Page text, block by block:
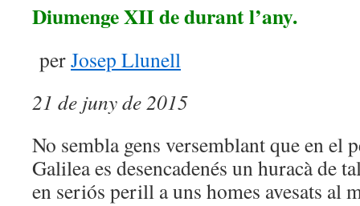
Diumenge XII de durant l’any.
perJosep Llunell
21 de juny de 2015
No sembla gens versemblant que en el
Galilea es desencadenés un huracà de
en seriós perill a uns homes avesats al